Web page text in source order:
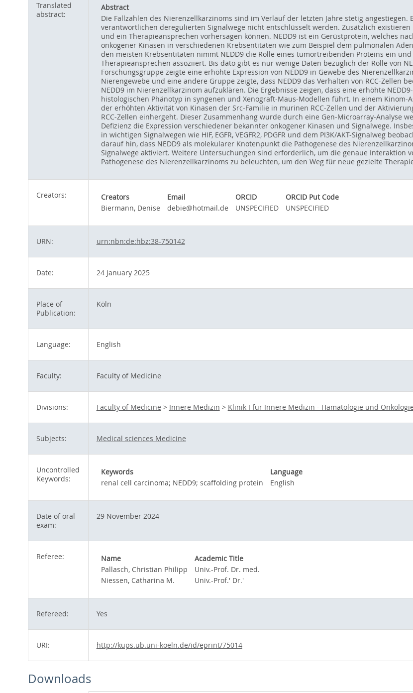
Translated
abstract:
Abstract
Die Fallzahlen des Nierenzellkarzinoms sind im Verlauf der letzten Jahre stetig angestiegen.
verantwortlichen deregulierten Signalwege nicht entschlüsselt werden. Zusätzlich
und ein Therapieansprechen vorhersagen können. NEDD9 ist ein Gerüstprotein, welches
onkogener Kinasen in verschiedenen Krebsentitäten wie zum Beispiel dem pulmonalen
den meisten Krebsentitäten nimmt NEDD9 die Rolle eines tumortreibenden Proteins ein
Therapieansprechen assoziiert. Bis dato gibt es nur wenige Daten bezüglich der Rolle von
Forschungsgruppe zeigte eine erhöhte Expression von NEDD9 in Gewebe des
Nierengewebe und eine andere Gruppe zeigte, dass NEDD9 das Verhalten von RCC-Zellen
NEDD9 im Nierenzellkarzinom aufzuklären. Die Ergebnisse zeigen, dass eine erhöhte
histologischen Phänotyp in syngenen und Xenograft-Maus-Modellen führt. In einem Kinom-
der erhöhten Aktivität von Kinasen der Src-Familie in murinen RCC-Zellen und der
RCC-Zellen einhergeht. Dieser Zusammenhang wurde durch eine Gen-Microarray-Analyse
Defizienz die Expression verschiedener bekannter onkogener Kinasen und Signalwege.
in wichtigen Signalwegen wie HIF, EGFR, VEGFR2, PDGFR und dem PI3K/AKT-Signalweg
darauf hin, dass NEDD9 als molekularer Knotenpunkt die Pathogenese des
Signalwege aktiviert. Weitere Untersuchungen sind erforderlich, um die genaue Interaktion
Pathogenese des Nierenzellkarzinoms zu beleuchten, um den Weg für neue gezielte
Creators: Creators Email ORCID
ORCID Put Code
Biermann, Denise
debie@hotmail.de UNSPECIFIED UNSPECIFIED
URN: urn:nbn:de:hbz:38-750142
Date: 24 January 2025
Place of
Publication:
Köln
Language: English
Faculty: Faculty of Medicine
Divisions: Faculty of Medicine > Innere Medizin > Klinik I für Innere Medizin - Hämatologie und Onkologie
Subjects: Medical sciences Medicine
Uncontrolled
Keywords:
Keywords
Language
renal cell carcinoma; NEDD9; scaffolding protein
English
Date of oral
exam:
29 November 2024
Referee: Name
Academic Title
Pallasch, Christian Philipp
Univ.-Prof. Dr. med.
Niessen, Catharina M.
Univ.-Prof.' Dr.'
Refereed: Yes
URI: http://kups.ub.uni-koeln.de/id/eprint/75014
Downloads